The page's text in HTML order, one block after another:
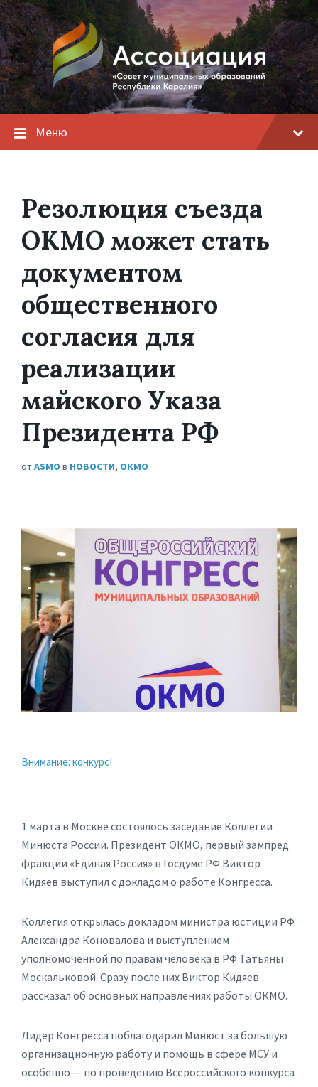
Меню
Резолюция съезда
ОКМО может стать
документом
общественного
согласия для
реализации
майского Указа
Президента РФ
отASMO в НОВОСТИ, ОКМО
Внимание: конкурс!
1 марта в Москве состоялось заседание Коллегии
Минюста России. Президент ОКМО, первый зампред
фракции «Единая Россия» в Госдуме РФ Виктор
Кидяев выступил с докладом о работе Конгресса.
Коллегия открылась докладом министра юстиции РФ
Александра Коновалова и выступлением
уполномоченной по правам человека в РФ Татьяны
Москальковой. Сразу после них Виктор Кидяев
рассказал об основных направлениях работы ОКМО.
Лидер Конгресса поблагодарил Минюст за большую
организационную работу и помощь в сфере МСУ и
особенно — по проведению Всероссийского конкурса